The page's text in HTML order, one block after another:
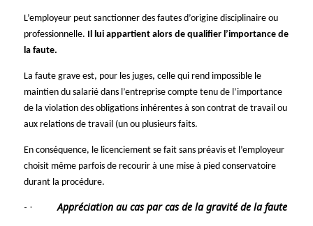
L’employeur peut sanctionner des fautes d’origine disciplinaire ou
professionnelle.
Il lui appartient alors de qualifier l’importance de
la faute.
La faute grave est, pour les juges, celle qui rend impossible le
maintien du salarié dans l’entreprise compte tenu de l’importance
de la violation des obligations inhérentes à son contrat de travail ou
aux relations de travail (un ou plusieurs faits.
En conséquence, le licenciement se fait sans préavis et l’employeur
choisit même parfois de recourir à une mise à pied conservatoire
durant la procédure.
·Appréciation au cas par cas de la gravité de la faute